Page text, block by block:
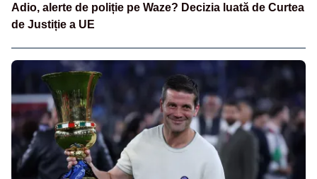
Adio, alerte de poliție pe Waze? Decizia luată de Curtea
de Justiție a UE